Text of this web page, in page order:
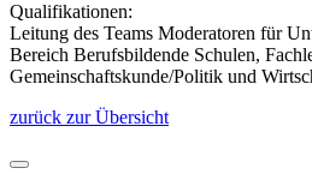
Qualifikationen:
Leitung des Teams Moderatoren für
Bereich Berufsbildende Schulen,
Gemeinschaftskunde/Politik und
zurück zur Übersicht